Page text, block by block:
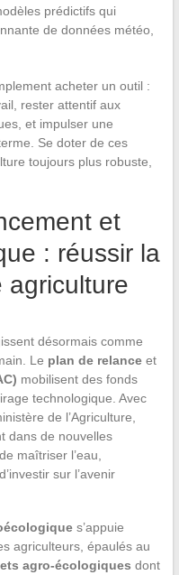
prédictifs qui
de données météo,
acheter un outil :
rester attentif aux
et impulser une
Se doter de ces
toujours plus robuste,
et
: réussir la
agriculture
désormais comme
Le plan de relanceet
mobilisent des fonds
technologique. Avec
de l’Agriculture,
dans de nouvelles
maîtriser l’eau,
sur l’avenir
s’appuie
agriculteurs, épaulés au
agro-écologiques dont